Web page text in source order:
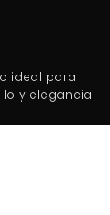
ideal para
y elegancia